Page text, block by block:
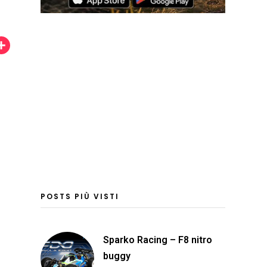
C
POSTS PIÙ VISTI
Sparko Racing – F8 nitro
buggy